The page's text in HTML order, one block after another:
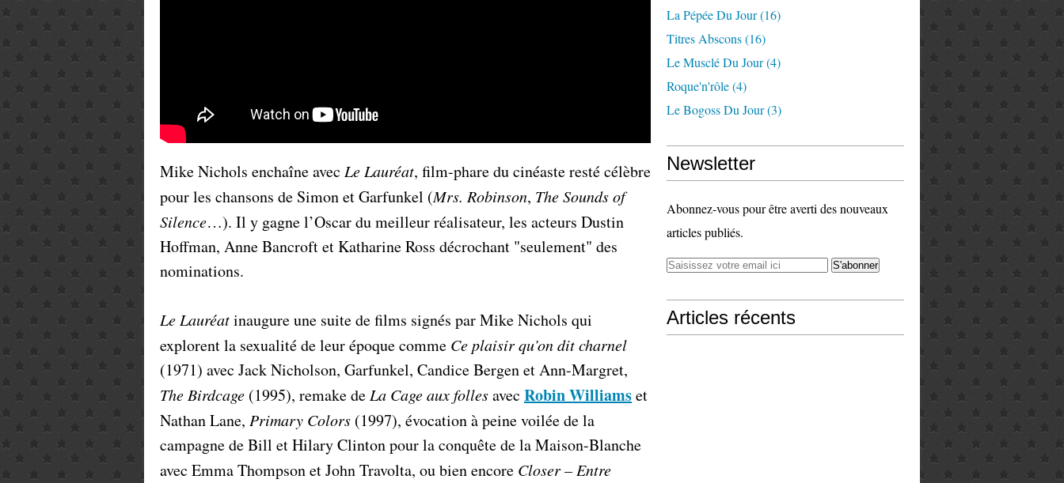
Mike Nichols enchaîne avec Le Lauréat, film-phare du cinéaste resté célèbre
pour les chansons de Simon et Garfunkel (Mrs. Robinson, The Sounds of
Silence…). Il y gagne l’Oscar du meilleur réalisateur, les acteurs Dustin
Hoffman, Anne Bancroft et Katharine Ross décrochant "seulement" des
nominations.
Le Lauréatinaugure une suite de films signés par Mike Nichols qui
explorent la sexualité de leur époque comme Ce plaisir qu’on dit charnel
(1971) avec Jack Nicholson, Garfunkel, Candice Bergen et Ann-Margret,
The Birdcage (1995), remake de La Cage aux follesavec Robin Williamset
Nathan Lane, Primary Colors (1997), évocation à peine voilée de la
campagne de Bill et Hilary Clinton pour la conquête de la Maison-Blanche
avec Emma Thompson et John Travolta, ou bien encore Closer – Entre
La Pépée Du Jour(16)
Titres Abscons(16)
Le Musclé Du Jour(4)
Roque'n'rôle(4)
Le Bogoss Du Jour(3)
Newsletter
Abonnez-vous pour être averti des nouveaux
articles publiés.
Articles récents